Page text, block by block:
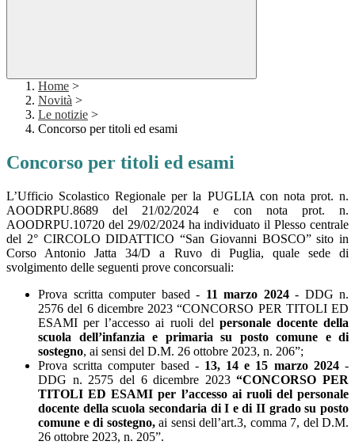
Home >
Novità >
Le notizie >
Concorso per titoli ed esami
Concorso per titoli ed esami
L’Ufficio Scolastico Regionale per la PUGLIA con nota prot. n.
AOODRPU.8689 del 21/02/2024 e con nota prot. n.
AOODRPU.10720 del 29/02/2024 ha individuato il Plesso centrale
del 2° CIRCOLO DIDATTICO “San Giovanni BOSCO” sito in
Corso Antonio Jatta 34/D a Ruvo di Puglia, quale sede di
svolgimento delle seguenti prove concorsuali:
Prova scritta computer based - 11 marzo 2024- DDG n.
2576 del 6 dicembre 2023 “CONCORSO PER TITOLI ED
ESAMI per l’accesso ai ruoli del personale docente della
scuola dell’infanzia e primaria su posto comune e di
sostegno, ai sensi del D.M. 26 ottobre 2023, n. 206”;
Prova scritta computer based - 13, 14 e 15 marzo 2024-
DDG n. 2575 del 6 dicembre 2023“CONCORSO PER
TITOLI ED ESAMI per l’accesso ai ruoli del personale
docente della scuola secondaria di I e di II grado su posto
comune e di sostegno, ai sensi dell’art.3, comma 7, del D.M.
26 ottobre 2023, n. 205”.